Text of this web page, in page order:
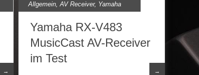
→
Allgemein,AV Receiver, Yamaha
Yamaha RX-V483
MusicCast AV-Receiver
im Test
→